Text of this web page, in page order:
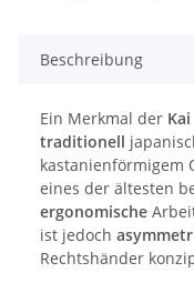
Beschreibung
Ein Merkmal der
traditionell
kastanienförmigem
eines der ältesten
ergonomische
ist jedoch
Rechtshänder